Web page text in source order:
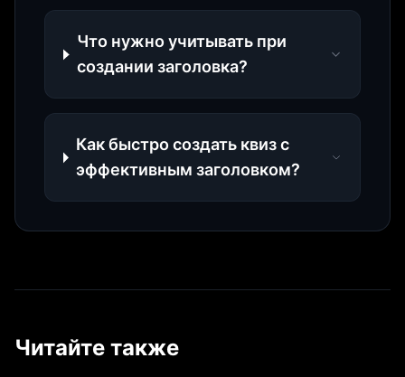
Что нужно учитывать при
создании заголовка?
Как быстро создать квиз с
эффективным заголовком?
Читайте также